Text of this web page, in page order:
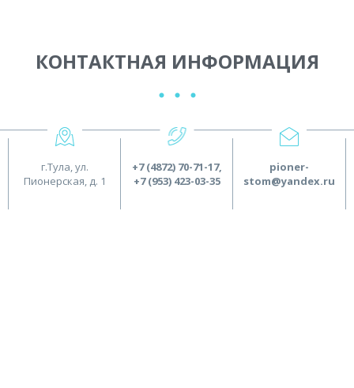
КОНТАКТНАЯ ИНФОРМАЦИЯ
г.Тула, ул.
Пионерская, д. 1
+7 (4872) 70-71-17,
+7 (953) 423-03-35
pioner-
stom@yandex.ru